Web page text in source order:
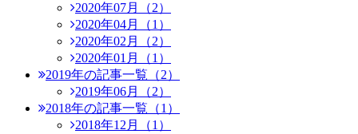
2020年07月（2）
2020年04月（1）
2020年02月（2）
2020年01月（1）
2019年の記事一覧（2）
2019年06月（2）
2018年の記事一覧（1）
2018年12月（1）